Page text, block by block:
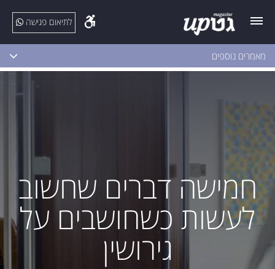
לתיאום פגישה
מאמרים נוספים
חמישה דברים שחשוב
לעשות כשחושבים על
גירושין